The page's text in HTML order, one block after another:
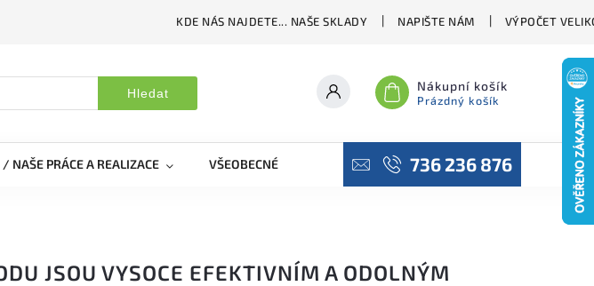
KDE NÁS NAJDETE... NAŠE SKLADY NAPIŠTE NÁM VÝPOČET
Hledat Nákupní košík
Prázdný košík
/ NAŠE PRÁCE A REALIZACE VŠEOBECNÉ OBCHODNÍ PODMÍNKY PODMÍNKY OCHRANY
736 236 876
JSOU VYSOCE EFEKTIVNÍM A ODOLNÝM